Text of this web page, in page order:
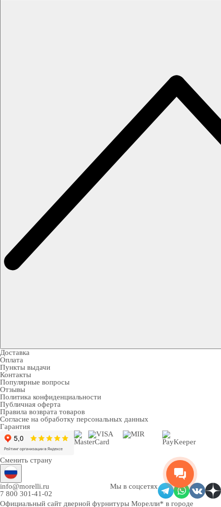
Доставка
Оплата
Пункты выдачи
Контакты
Популярные вопросы
Отзывы
Политика конфиденциальности
Публичная оферта
Правила возврата товаров
Согласие на обработку персональных данных
Гарантия
Сменить страну
info@morelli.ru
7 800 301-41-02
Мы в соцсетях
Официальный сайт дверной фурнитуры Морелли* в городе